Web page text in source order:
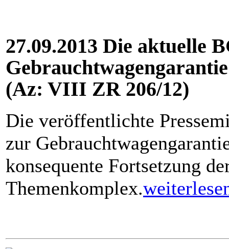
27.09.2013 Die aktuelle
Gebrauchtwagengarantie
(Az: VIII ZR 206/12)
Die veröffentlichte
zur
konsequente Fortsetzung
Themenkomplex.